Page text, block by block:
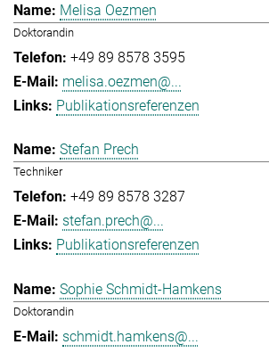
Melisa Oezmen
Doktorandin
+49 89 8578 3595
melisa.oezmen@...
Publikationsreferenzen
Stefan Prech
Techniker
+49 89 8578 3287
stefan.prech@...
Publikationsreferenzen
Sophie Schmidt-Hamkens
Doktorandin
schmidt.hamkens@...